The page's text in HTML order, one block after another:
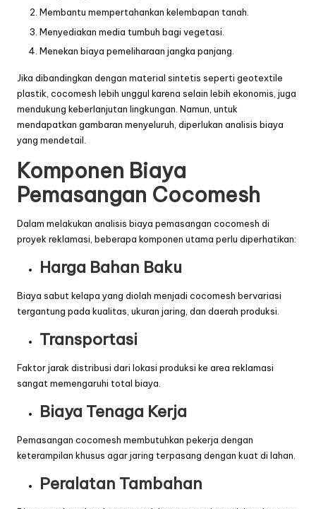
Membantu mempertahankan kelembapan tanah.
Menyediakan media tumbuh bagi vegetasi.
Menekan biaya pemeliharaan jangka panjang.
Jika dibandingkan dengan material sintetis seperti geotextile
plastik, cocomesh lebih unggul karena selain lebih ekonomis, juga
mendukung keberlanjutan lingkungan. Namun, untuk
mendapatkan gambaran menyeluruh, diperlukan analisis biaya
yang mendetail.
Komponen Biaya
Pemasangan Cocomesh
Dalam melakukan analisis biaya pemasangan cocomesh di
proyek reklamasi, beberapa komponen utama perlu diperhatikan:
Harga Bahan Baku
Biaya sabut kelapa yang diolah menjadi cocomesh bervariasi
tergantung pada kualitas, ukuran jaring, dan daerah produksi.
Transportasi
Faktor jarak distribusi dari lokasi produksi ke area reklamasi
sangat memengaruhi total biaya.
Biaya Tenaga Kerja
Pemasangan cocomesh membutuhkan pekerja dengan
keterampilan khusus agar jaring terpasang dengan kuat di lahan.
Peralatan Tambahan